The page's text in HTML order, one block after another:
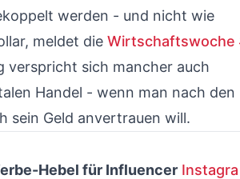
werden - und nicht wie
meldet die Wirtschaftswoche
verspricht sich mancher auch
Handel - wenn man nach den
sein Geld anvertrauen will.
Hebel für Influencer